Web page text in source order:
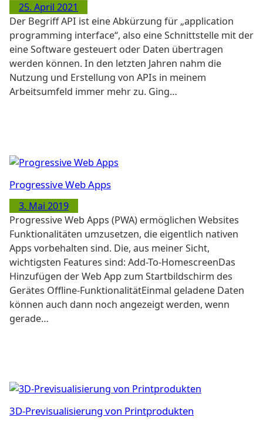
25. April 2021
Der Begriff API ist eine Abkürzung für „application
programming interface“, also eine Schnittstelle mit der
eine Software gesteuert oder Daten übertragen
werden können. In den letzten Jahren nahm die
Nutzung und Erstellung von APIs in meinem
Arbeitsumfeld immer mehr zu. Ging…
Progressive Web Apps
3. Mai 2019
Progressive Web Apps (PWA) ermöglichen Websites
Funktionalitäten umzusetzen, die eigentlich nativen
Apps vorbehalten sind. Die, aus meiner Sicht,
wichtigsten Features sind: Add-To-HomescreenDas
Hinzufügen der Web App zum Startbildschirm des
Gerätes Offline-FunktionalitätEinmal geladene Daten
können auch dann noch angezeigt werden, wenn
gerade…
3D-Previsualisierung von Printprodukten